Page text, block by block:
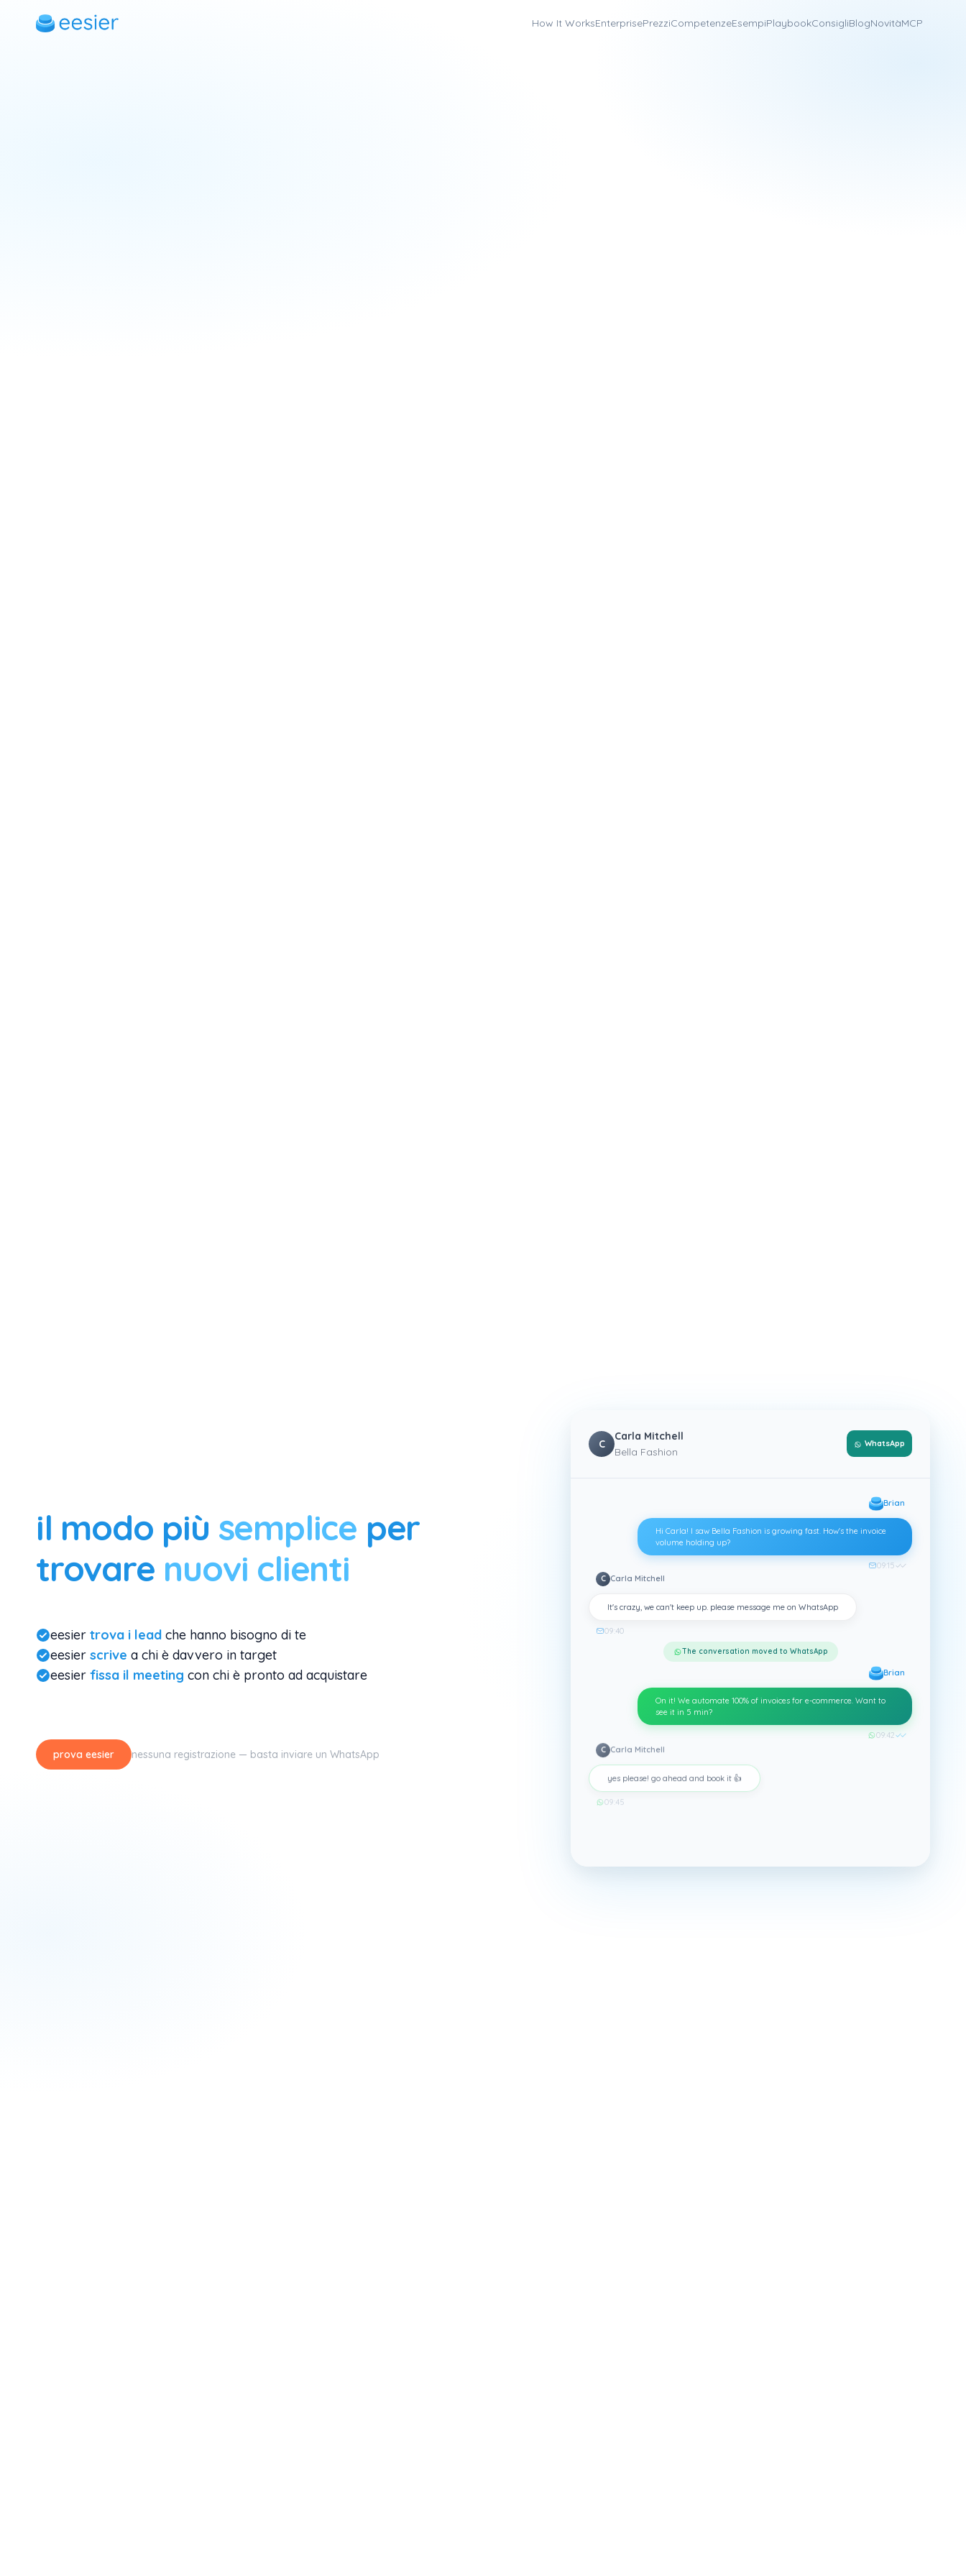
How It WorksEnterprisePrezziCompetenzeEsempiPlaybookConsigliBlogNovitàMCP
il modo più semplice per
trovare nuovi clienti
eesier trova i lead che hanno bisogno di te
eesier scrive a chi è davvero in target
eesier fissa il meeting con chi è pronto ad acquistare
prova eesier nessuna registrazione — basta inviare un WhatsApp
C
Carla Mitchell
Bella Fashion
WhatsApp
Brian
Hi Carla! I saw Bella Fashion is growing fast. How's the invoice
volume holding up?
09:15✓✓
C Carla Mitchell
It's crazy, we can't keep up. please message me on WhatsApp
09:40
The conversation moved to WhatsApp
Brian
On it! We automate 100% of invoices for e-commerce. Want to
see it in 5 min?
09:42✓✓
C Carla Mitchell
yes please! go ahead and book it 👍
09:45